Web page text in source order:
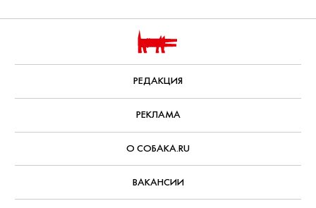
Финнеаса О’Коннелла.
С 9 августа, Paramount+
Александр Павлов,7 августа, 2026
Что смотреть дома